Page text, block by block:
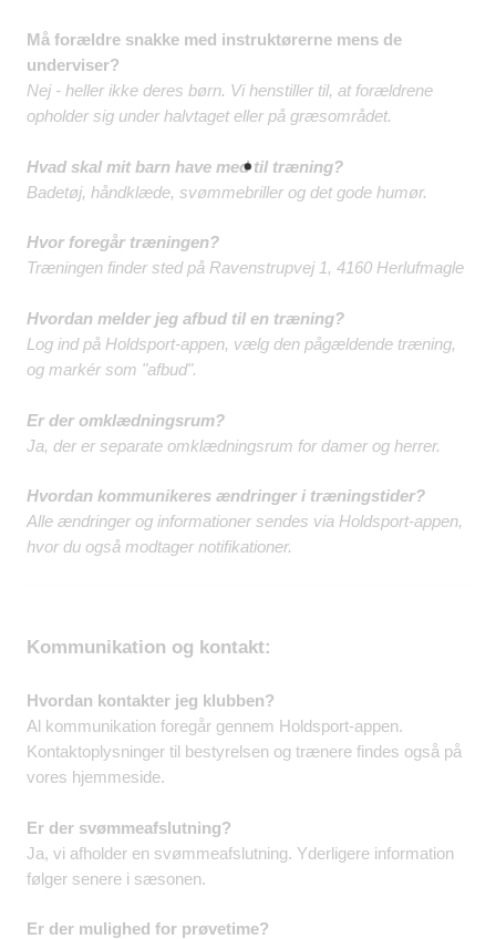
Må forældre snakke med instruktørerne mens de
underviser?
Nej - heller ikke deres børn. Vi henstiller til, at forældrene
opholder sig under halvtaget eller på græsområdet.
Hvad skal mit barn have med til træning?
Badetøj, håndklæde, svømmebriller og det gode humør.
Hvor foregår træningen?
Træningen finder sted på Ravenstrupvej 1, 4160 Herlufmagle
Hvordan melder jeg afbud til en træning?
Log ind på Holdsport-appen, vælg den pågældende træning,
og markér som "afbud".​
Er der omklædningsrum?
Ja, der er separate omklædningsrum for damer og herrer.​
Hvordan kommunikeres ændringer i træningstider?
Alle ændringer og informationer sendes via Holdsport-appen,
hvor du også modtager notifikationer.​
Kommunikation og kontakt:
Hvordan kontakter jeg klubben?
Al kommunikation foregår gennem Holdsport-appen.
Kontaktoplysninger til bestyrelsen og trænere findes også på
vores hjemmeside.​
Er der svømmeafslutning?
Ja, vi afholder en svømmeafslutning. Yderligere information
følger senere i sæsonen.​
Er der mulighed for prøvetime?